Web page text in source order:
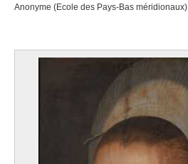
Anonyme (Ecole des Pays-Bas méridionaux)